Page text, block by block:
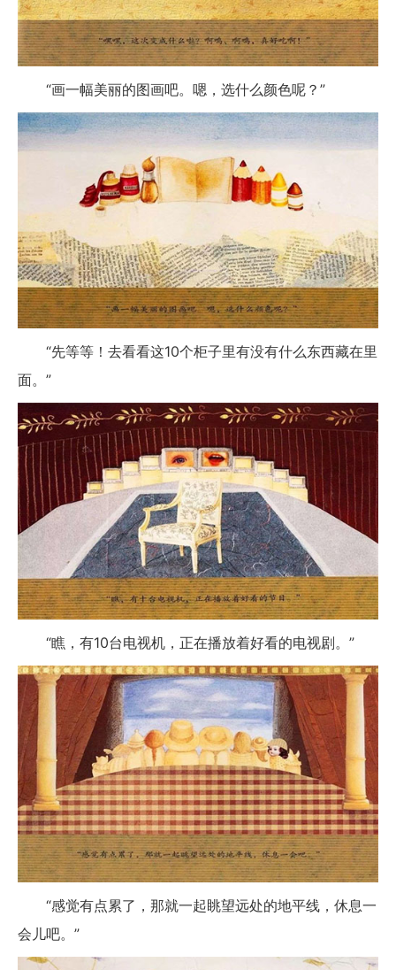
“画一幅美丽的图画吧。嗯，选什么颜色呢？”
“先等等！去看看这10个柜子里有没有什么东西藏在里
面。”
“瞧，有10台电视机，正在播放着好看的电视剧。”
“感觉有点累了，那就一起眺望远处的地平线，休息一
会儿吧。”